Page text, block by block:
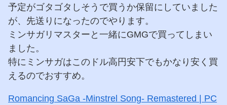
予定がゴタゴタしそうで買うか保留にしていました
が、先送りになったのでやります。
ミンサガリマスターと一緒にGMGで買ってしまい
ました。
特にミンサガはこのドル高円安下でもかなり安く買
えるのでおすすめ。
Romancing SaGa -Minstrel Song- Remastered | PC